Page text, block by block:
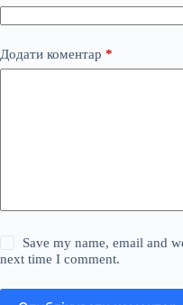
Додати коментар *
Save my name, email and
next time I comment.